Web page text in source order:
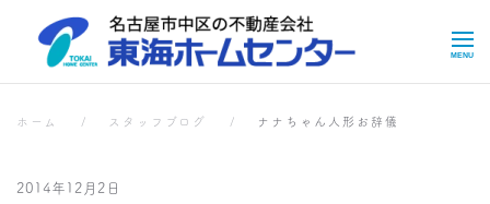
Skip to main content
スタッフブログ
スタッフブログ
ホーム スタッフブログ ナナちゃん人形お辞儀
2014年12月2日